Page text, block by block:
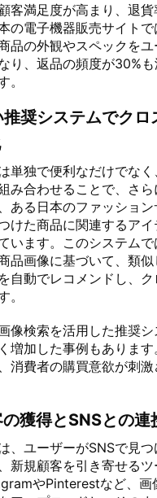
客満足度が高まり、退
の電子機器販売サイト
品の外観やスペックを
り、返品の頻度が30%
。
奨システムでクロ
単独で便利なだけでな
み合わせることで、さ
ある日本のファッショ
けた商品に関連するア
います。このシステム
品画像に基づいて、類
自動でレコメンドし、
。
像検索を活用した推奨
増加した事例もありま
消費者の購買意欲が刺
獲得とSNSとの連
、ユーザーがSNSで見
新規顧客を引き寄せる
やPinterestなど、画